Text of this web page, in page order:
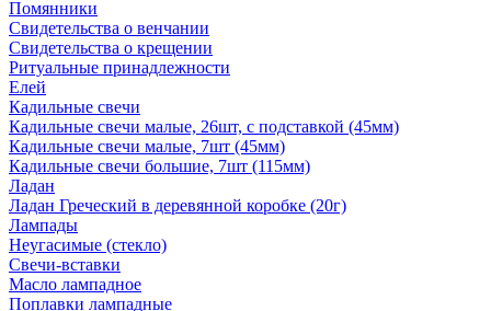
Помянники
Свидетельства о венчании
Свидетельства о крещении
Ритуальные принадлежности
Елей
Кадильные свечи
Кадильные свечи малые, 26шт, с подставкой (45мм)
Кадильные свечи малые, 7шт (45мм)
Кадильные свечи большие, 7шт (115мм)
Ладан
Ладан Греческий в деревянной коробке (20г)
Лампады
Неугасимые (стекло)
Свечи-вставки
Масло лампадное
Поплавки лампадные